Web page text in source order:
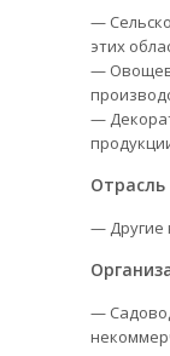
—
этих
—
—
— Другие
—